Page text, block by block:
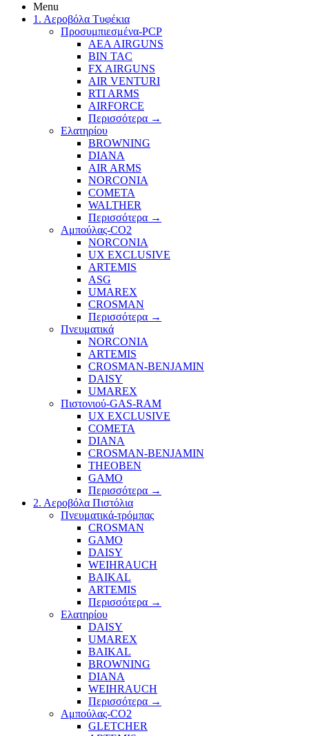
Menu
1. Αεροβόλα Τυφέκια
Προσυμπιεσμένα-PCP
AEA AIRGUNS
BIN TAC
FX AIRGUNS
AIR VENTURI
RTI ARMS
AIRFORCE
Περισσότερα →
Ελατηρίου
BROWNING
DIANA
AIR ARMS
NORCONIA
COMETA
WALTHER
Περισσότερα →
Αμπούλας-CO2
NORCONIA
UX EXCLUSIVE
ARTEMIS
ASG
UMAREX
CROSMAN
Περισσότερα →
Πνευματικά
NORCONIA
ARTEMIS
CROSMAN-BENJAMIN
DAISY
UMAREX
Πιστονιού-GAS-RAM
UX EXCLUSIVE
COMETA
DIANA
CROSMAN-BENJAMIN
THEOBEN
GAMO
Περισσότερα →
2. Αεροβόλα Πιστόλια
Πνευματικά-τρόμπας
CROSMAN
GAMO
DAISY
WEIHRAUCH
BAIKAL
ARTEMIS
Περισσότερα →
Ελατηρίου
DAISY
UMAREX
BAIKAL
BROWNING
DIANA
WEIHRAUCH
Περισσότερα →
Αμπούλας-CO2
GLETCHER